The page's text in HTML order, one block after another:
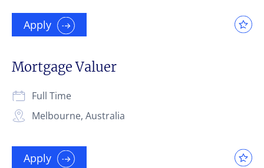
Apply
Mortgage Valuer
Melbourne, Australia
Full Time
Apply